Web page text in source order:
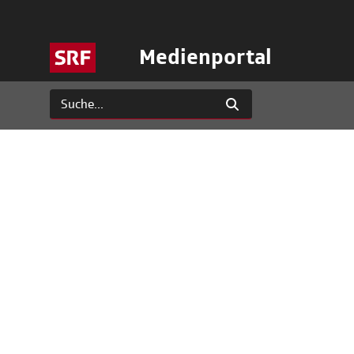
Medienportal